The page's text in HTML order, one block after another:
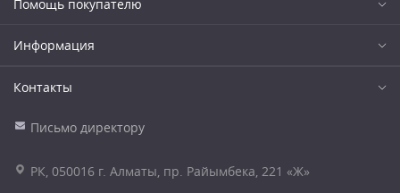
Помощь покупателю
Информация
Контакты
Письмо директору
РК, 050016 г. Алматы, пр. Райымбека, 221 «Ж»